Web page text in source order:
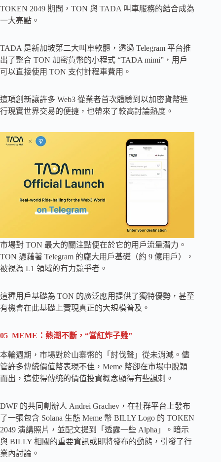
TOKEN 2049 期間，TON 與 TADA 叫車服務的結合成為
一大亮點。
TADA 是新加坡第二大叫車軟體，透過 Telegram 平台推
出了整合 TON 加密貨幣的小程式 “TADA mimi”，用戶
可以直接使用 TON 支付計程車費用。
這項創新讓許多 Web3 從業者首次體驗到以加密貨幣進
行現實世界交易的便捷，也帶來了較高討論熱度。
市場對 TON 最大的關注點便在於它的用戶流量潛力。
TON 憑藉著 Telegram 的龐大用戶基礎（約 9 億用戶），
被視為 L1 領域的有力競爭者。
這種用戶基礎為 TON 的廣泛應用提供了獨特優勢，甚至
有機會在此基礎上實現真正的大規模普及。
05 MEME：熱潮不斷，“當紅炸子雞”
本輪週期，市場對於山寨幣的「討伐聲」從未消減。儘
管許多傳統價值幣表現不佳，Meme 幣卻在市場中脫穎
而出，這使得傳統的價值投資概念顯得有些諷刺。
DWF 的共同創辦人 Andrei Grachev，在社群平台上發布
了一張包含 Solana 生態 Meme 幣 BILLY Logo 的 TOKEN
2049 演講照片，並配文提到「透露一些 Alpha」。暗示
與 BILLY 相關的重要資訊或即將發布的動態，引發了行
業內討論。